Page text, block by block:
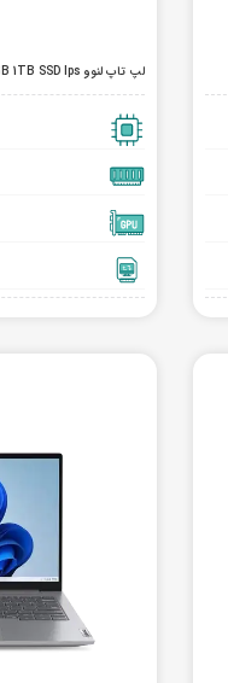
لپ تاپ لنوو IdeaPad Slim 3 15irh10 i5 13420H 40GB 1TB SSD Ips